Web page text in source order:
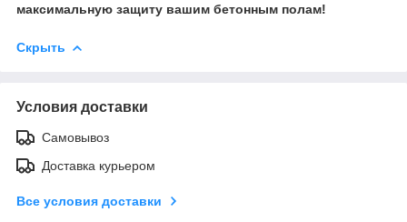
максимальную защиту вашим бетонным полам!
Скрыть
Условия доставки
Самовывоз
Доставка курьером
Все условия доставки